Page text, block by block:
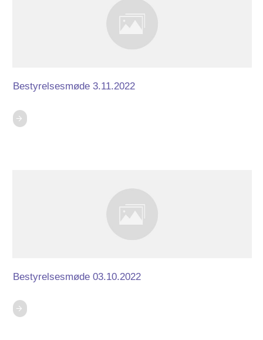
Bestyrelsesmøde 3.11.2022
Bestyrelsesmøde 03.10.2022